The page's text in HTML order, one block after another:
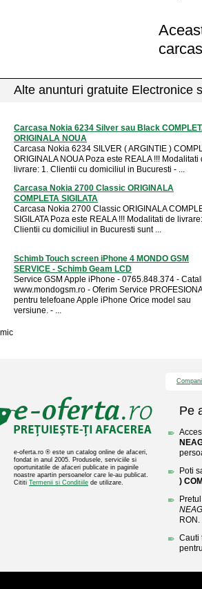
Alte anunturi gratuite Electronice
Carcasa Nokia 6234 Silver sau Black
ORIGINALA NOUA
Carcasa Nokia 6234 SILVER ( ARGINTIE )
ORIGINALA NOUA Poza este REALA !!! Modalitati
livrare: 1. Clientii cu domiciliul in Bucuresti - ...
Carcasa Nokia 2700 Classic ORIGINALA
COMPLETA SIGILATA
Carcasa Nokia 2700 Classic ORIGINALA
SIGILATA Poza este REALA !!! Modalitati de
Clientii cu domiciliul in Bucuresti sunt ...
Schimb Touch screen iPhone 4 MONDO GSM
SERVICE - Schimb Geam LCD
Service GSM Apple iPhone - 0765.848.374 -
www.mondogsm.ro - Oferim Service
pentru telefoane Apple iPhone Orice model sau
versiune. - ...
mic
e-oferta.ro ® este un catalog online de afaceri,
fondat in anul 2005. Produsele, serviciile si
oportunitatile de afaceri publicate in paginile
noastre apartin persoanelor care le-au publicat.
Cititi Termenii si Conditiile de utilizare.
Pe
Poti
)
RON.
Cauti